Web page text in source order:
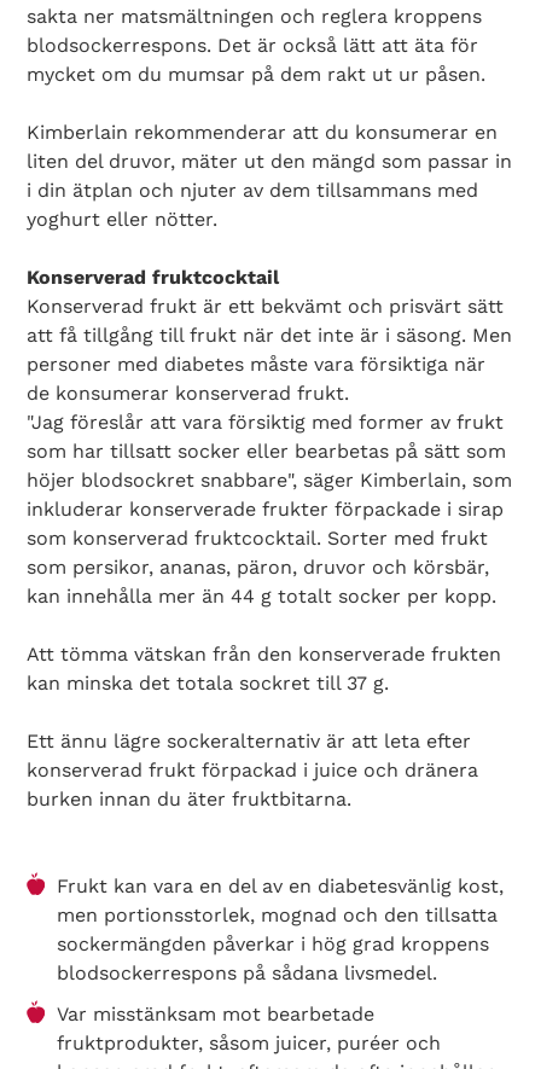
sakta ner matsmältningen och reglera kroppens
blodsockerrespons. Det är också lätt att äta för
mycket om du mumsar på dem rakt ut ur påsen.
Kimberlain rekommenderar att du konsumerar en
liten del druvor, mäter ut den mängd som passar in
i din ätplan och njuter av dem tillsammans med
yoghurt eller nötter.
Konserverad fruktcocktail
Konserverad frukt är ett bekvämt och prisvärt sätt
att få tillgång till frukt när det inte är i säsong. Men
personer med diabetes måste vara försiktiga när
de konsumerar konserverad frukt.
"Jag föreslår att vara försiktig med former av frukt
som har tillsatt socker eller bearbetas på sätt som
höjer blodsockret snabbare", säger Kimberlain, som
inkluderar konserverade frukter förpackade i sirap
som konserverad fruktcocktail. Sorter med frukt
som persikor, ananas, päron, druvor och körsbär,
kan innehålla mer än 44 g totalt socker per kopp.
Att tömma vätskan från den konserverade frukten
kan minska det totala sockret till 37 g.
Ett ännu lägre sockeralternativ är att leta efter
konserverad frukt förpackad i juice och dränera
burken innan du äter fruktbitarna.
Frukt kan vara en del av en diabetesvänlig kost,
men portionsstorlek, mognad och den tillsatta
sockermängden påverkar i hög grad kroppens
blodsockerrespons på sådana livsmedel.
Var misstänksam mot bearbetade
fruktprodukter, såsom juicer, puréer och